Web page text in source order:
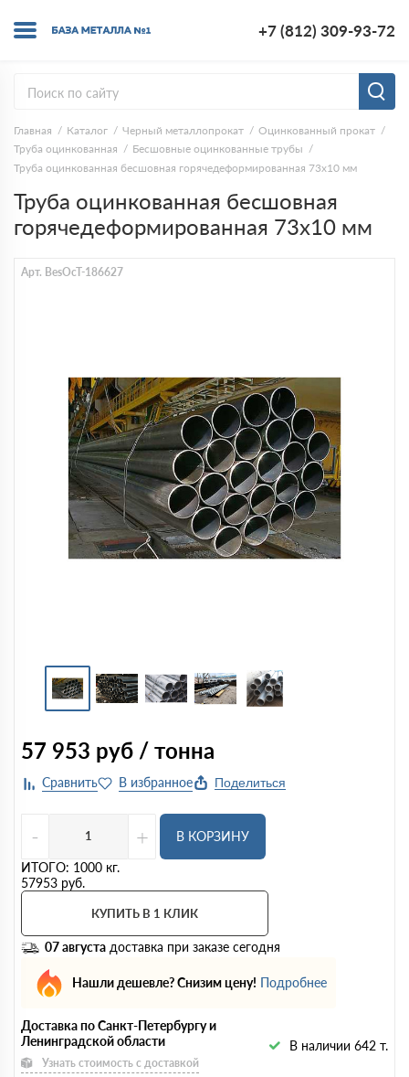
+7 (812) 309-93-72
Главная Каталог Черный металлопрокат
Оцинкованный прокат
Труба оцинкованная
Бесшовные оцинкованные трубы
Труба оцинкованная бесшовная горячедеформированная 73х10 мм
Труба оцинкованная бесшовная
горячедеформированная 73х10 мм
Арт. BesOcT-186627
57 953 руб / тонна
Поделиться
- +
В КОРЗИНУ
ИТОГО: 1000 кг.
57953 руб.
КУПИТЬ В 1 КЛИК
07 августа доставка при заказе сегодня
Нашли дешевле? Снизим цену! Подробнее
Доставка по Санкт-Петербургу и
Ленинградской области
Узнать стоимость с доставкой
В наличии 642 т.